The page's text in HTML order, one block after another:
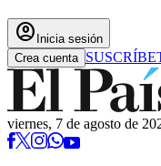
account_circle Inicia sesión
Crea cuenta
viernes, 7 de agosto de